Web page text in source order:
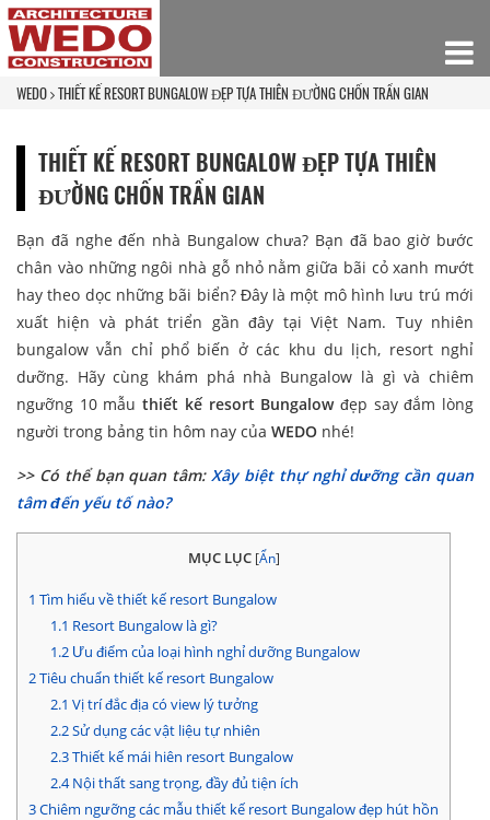
WEDO THIẾT KẾ RESORT BUNGALOW ĐẸP TỰA THIÊN ĐƯỜNG CHỐN TRẦN GIAN
THIẾT KẾ RESORT BUNGALOW ĐẸP TỰA THIÊN
ĐƯỜNG CHỐN TRẦN GIAN
Bạn đã nghe đến nhà Bungalow chưa? Bạn đã bao giờ bước
chân vào những ngôi nhà gỗ nhỏ nằm giữa bãi cỏ xanh mướt
hay theo dọc những bãi biển? Đây là một mô hình lưu trú mới
xuất hiện và phát triển gần đây tại Việt Nam. Tuy nhiên
bungalow vẫn chỉ phổ biến ở các khu du lịch, resort nghỉ
dưỡng. Hãy cùng khám phá nhà Bungalow là gì và chiêm
ngưỡng 10 mẫuthiết kế resort Bungalowđẹp say đắm lòng
người trong bảng tin hôm nay của WEDO nhé!
>> Có thể bạn quan tâm: Xây biệt thự nghỉ dưỡng cần quan
tâm đến yếu tố nào?
MỤC LỤC [Ẩn]
1 Tìm hiểu về thiết kế resort Bungalow
1.1 Resort Bungalow là gì?
1.2Ưu điểm của loại hình nghỉ dưỡng Bungalow
2Tiêu chuẩn thiết kế resort Bungalow
2.1 Vị trí đắc địa có view lý tưởng
2.2Sử dụng các vật liệu tự nhiên
2.3Thiết kế mái hiên resort Bungalow
2.4Nội thất sang trọng, đầy đủ tiện ích
3Chiêm ngưỡng các mẫu thiết kế resort Bungalow đẹp hút hồn